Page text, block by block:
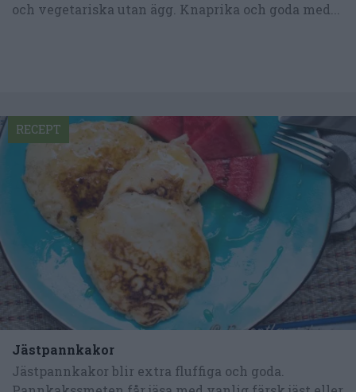
och vegetariska utan ägg. Knaprika och goda med...
Jästpannkakor
Jästpannkakor blir extra fluffiga och goda.
RECEPT